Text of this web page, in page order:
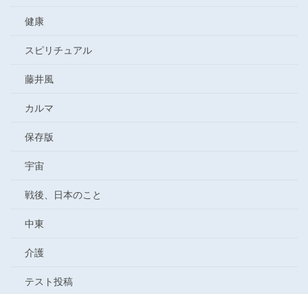
健康
スピリチュアル
藤井風
カルマ
保存版
宇宙
戦後、日本のこと
中東
介護
テスト投稿